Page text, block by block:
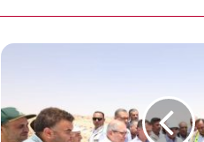
التألق وتبلغ ربع نهائي بطولة جراند إيست
موعد انطلاق معسكر الإعداد للموسم الجديد